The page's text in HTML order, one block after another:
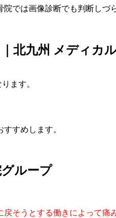
では画像診断でも判断しづ
北九州 メディカ
ます。
すめします。
ループ
そうとする働きによって